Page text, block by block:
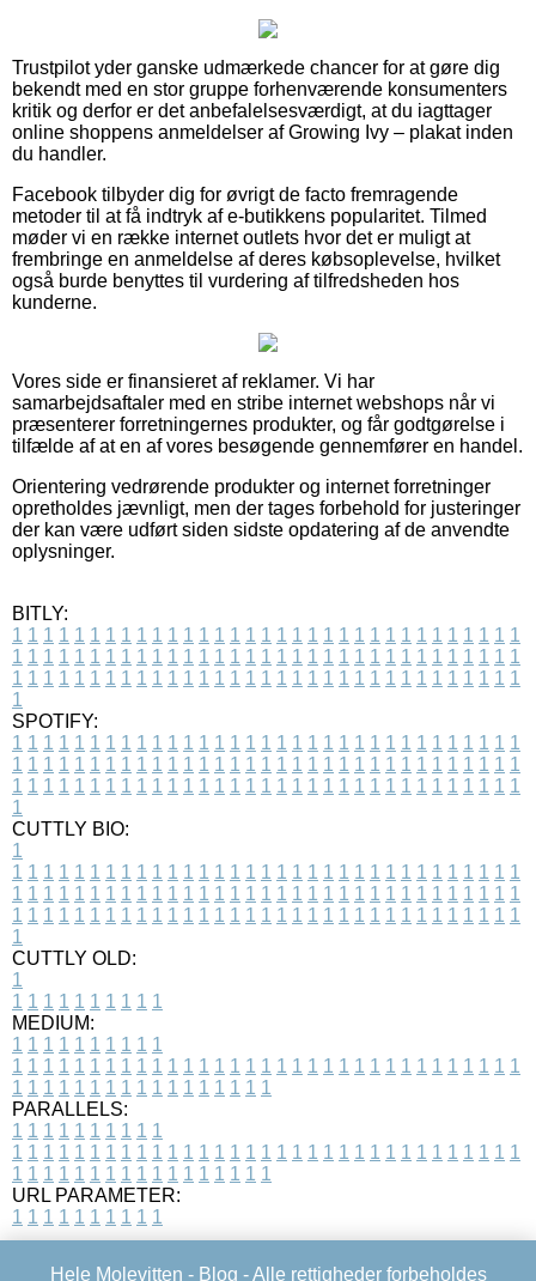
Trustpilot yder ganske udmærkede chancer for at gøre dig
bekendt med en stor gruppe forhenværende konsumenters
kritik og derfor er det anbefalelsesværdigt, at du iagttager
online shoppens anmeldelser af Growing Ivy – plakat inden
du handler.
Facebook tilbyder dig for øvrigt de facto fremragende
metoder til at få indtryk af e-butikkens popularitet. Tilmed
møder vi en række internet outlets hvor det er muligt at
frembringe en anmeldelse af deres købsoplevelse, hvilket
også burde benyttes til vurdering af tilfredsheden hos
kunderne.
Vores side er finansieret af reklamer. Vi har
samarbejdsaftaler med en stribe internet webshops når vi
præsenterer forretningernes produkter, og får godtgørelse i
tilfælde af at en af vores besøgende gennemfører en handel.
Orientering vedrørende produkter og internet forretninger
opretholdes jævnligt, men der tages forbehold for justeringer
der kan være udført siden sidste opdatering af de anvendte
oplysninger.
BITLY:
1 1 1 1 1 1 1 1 1 1 1 1 1 1 1 1 1 1 1 1 1 1 1 1 1 1 1 1 1 1 1 1 1
1 1 1 1 1 1 1 1 1 1 1 1 1 1 1 1 1 1 1 1 1 1 1 1 1 1 1 1 1 1 1 1 1
1 1 1 1 1 1 1 1 1 1 1 1 1 1 1 1 1 1 1 1 1 1 1 1 1 1 1 1 1 1 1 1 1
1
SPOTIFY:
1 1 1 1 1 1 1 1 1 1 1 1 1 1 1 1 1 1 1 1 1 1 1 1 1 1 1 1 1 1 1 1 1
1 1 1 1 1 1 1 1 1 1 1 1 1 1 1 1 1 1 1 1 1 1 1 1 1 1 1 1 1 1 1 1 1
1 1 1 1 1 1 1 1 1 1 1 1 1 1 1 1 1 1 1 1 1 1 1 1 1 1 1 1 1 1 1 1 1
1
CUTTLY BIO:
1
1 1 1 1 1 1 1 1 1 1 1 1 1 1 1 1 1 1 1 1 1 1 1 1 1 1 1 1 1 1 1 1 1
1 1 1 1 1 1 1 1 1 1 1 1 1 1 1 1 1 1 1 1 1 1 1 1 1 1 1 1 1 1 1 1 1
1 1 1 1 1 1 1 1 1 1 1 1 1 1 1 1 1 1 1 1 1 1 1 1 1 1 1 1 1 1 1 1 1
1
CUTTLY OLD:
1
1 1 1 1 1 1 1 1 1 1
MEDIUM:
1 1 1 1 1 1 1 1 1 1
1 1 1 1 1 1 1 1 1 1 1 1 1 1 1 1 1 1 1 1 1 1 1 1 1 1 1 1 1 1 1 1 1
1 1 1 1 1 1 1 1 1 1 1 1 1 1 1 1 1
PARALLELS:
1 1 1 1 1 1 1 1 1 1
1 1 1 1 1 1 1 1 1 1 1 1 1 1 1 1 1 1 1 1 1 1 1 1 1 1 1 1 1 1 1 1 1
1 1 1 1 1 1 1 1 1 1 1 1 1 1 1 1 1
URL PARAMETER:
1 1 1 1 1 1 1 1 1 1
Hele Molevitten - Blog - Alle rettigheder forbeholdes